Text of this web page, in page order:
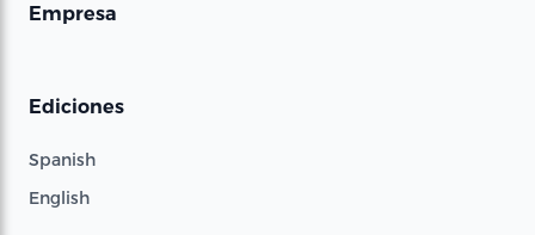
Empresa
Ediciones
Spanish
English